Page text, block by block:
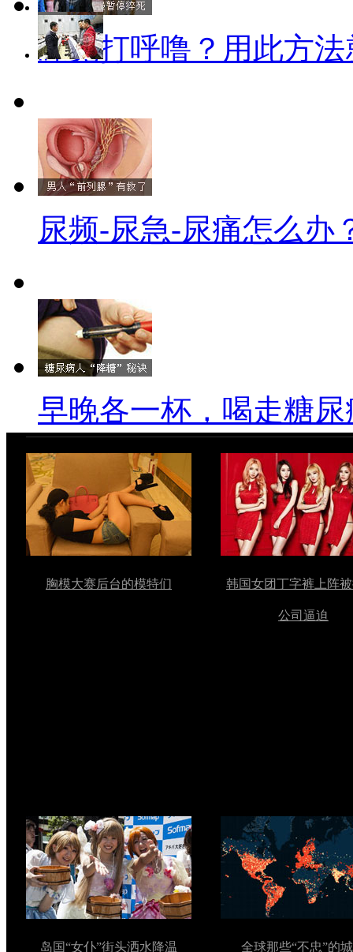
睡觉打呼噜？用此方法
尿频-尿急-尿痛怎么办
早晚各一杯，喝走糖尿
胸模大赛后台的模特们 韩国女团丁字裤上阵
公司逼迫
岛国“女仆”街头洒水降温 全球那些“不忠”的